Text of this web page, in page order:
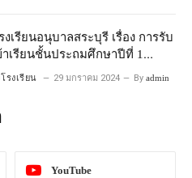
นอนุบาลสระบุรี เรื่อง การรับ
าเรียนชั้นประถมศึกษาปีที่ 1
องเรียนพิเศษ วิทยาศาสตร์ และ
รงเรียน 29 มกราคม 2024 By admin
YouTube